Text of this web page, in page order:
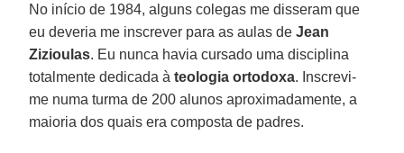
No início de 1984, alguns colegas me disseram que
eu deveria me inscrever para as aulas deJean
Zizioulas. Eu nunca havia cursado uma disciplina
totalmente dedicada àteologia ortodoxa. Inscrevi-
me numa turma de 200 alunos aproximadamente, a
maioria dos quais era composta de padres.